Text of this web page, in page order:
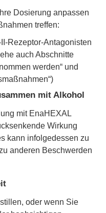
Dosierung anpassen
treffen:
Rezeptor-Antagonisten
auch Abschnitte
werden“ und
mit Alkohol
mit EnaHEXAL
Wirkung
kann infolgedessen zu
anderen Beschwerden
oder wenn Sie